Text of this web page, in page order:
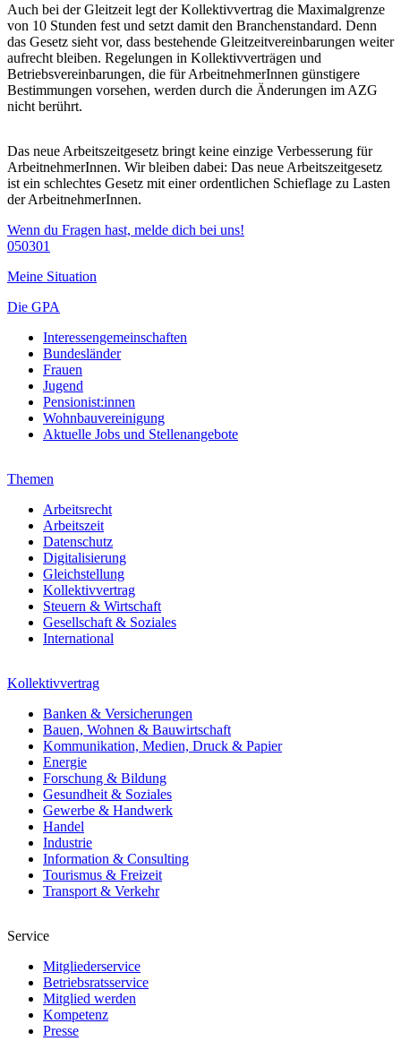
Auch bei der Gleitzeit legt der Kollektivvertrag die Maximalgrenze
von 10 Stunden fest und setzt damit den Branchenstandard. Denn
das Gesetz sieht vor, dass bestehende Gleitzeitvereinbarungen weiter
aufrecht bleiben. Regelungen in Kollektivverträgen und
Betriebsvereinbarungen, die für ArbeitnehmerInnen günstigere
Bestimmungen vorsehen, werden durch die Änderungen im AZG
nicht berührt.
Das neue Arbeitszeitgesetz bringt keine einzige Verbesserung für
ArbeitnehmerInnen. Wir bleiben dabei: Das neue Arbeitszeitgesetz
ist ein schlechtes Gesetz mit einer ordentlichen Schieflage zu Lasten
der ArbeitnehmerInnen.
Wenn du Fragen hast, melde dich bei uns!
050301
Meine Situation
Die GPA
Interessengemeinschaften
Bundesländer
Frauen
Jugend
Pensionist:innen
Wohnbauvereinigung
Aktuelle Jobs und Stellenangebote
Themen
Arbeitsrecht
Arbeitszeit
Datenschutz
Digitalisierung
Gleichstellung
Kollektivvertrag
Steuern & Wirtschaft
Gesellschaft & Soziales
International
Kollektivvertrag
Banken & Versicherungen
Bauen, Wohnen & Bauwirtschaft
Kommunikation, Medien, Druck & Papier
Energie
Forschung & Bildung
Gesundheit & Soziales
Gewerbe & Handwerk
Handel
Industrie
Information & Consulting
Tourismus & Freizeit
Transport & Verkehr
Service
Mitgliederservice
Betriebsratsservice
Mitglied werden
Kompetenz
Presse